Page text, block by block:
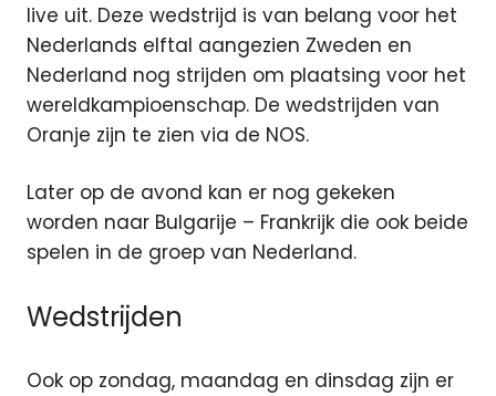
live uit. Deze wedstrijd is van belang voor het
Nederlands elftal aangezien Zweden en
Nederland nog strijden om plaatsing voor het
wereldkampioenschap. De wedstrijden van
Oranje zijn te zien via de NOS.
Later op de avond kan er nog gekeken
worden naar Bulgarije – Frankrijk die ook beide
spelen in de groep van Nederland.
Wedstrijden
Ook op zondag, maandag en dinsdag zijn er